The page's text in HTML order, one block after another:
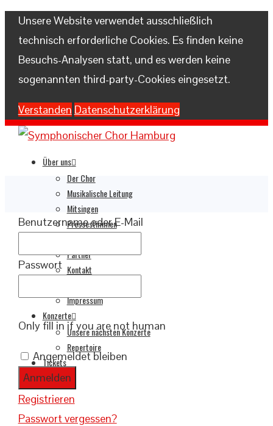
Unsere Website verwendet ausschließlich
technisch erforderliche Cookies. Es finden keine
Besuchs-Analysen statt, und es werden keine
sogenannten third-party-Cookies eingesetzt.
Verstanden Datenschutzerklärung
Über uns
Der Chor
Musikalische Leitung
Mitsingen
Pressestimmen
Partner
Kontakt
Impressum
Konzerte
Unsere nächsten Konzerte
Repertoire
Tickets
Intern
Benutzername oder E-Mail
Passwort
Only fill in if you are not human
Angemeldet bleiben
Registrieren
Passwort vergessen?